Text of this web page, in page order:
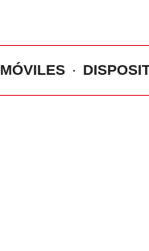
MÓVILES